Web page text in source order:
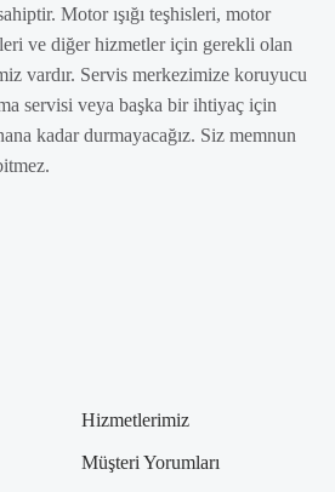
Motor ışığı teşhisleri, motor
ve diğer hizmetler için gerekli olan
vardır. Servis merkezimize koruyucu
servisi veya başka bir ihtiyaç için
kadar durmayacağız. Siz memnun
Hizmetlerimiz
Müşteri Yorumları